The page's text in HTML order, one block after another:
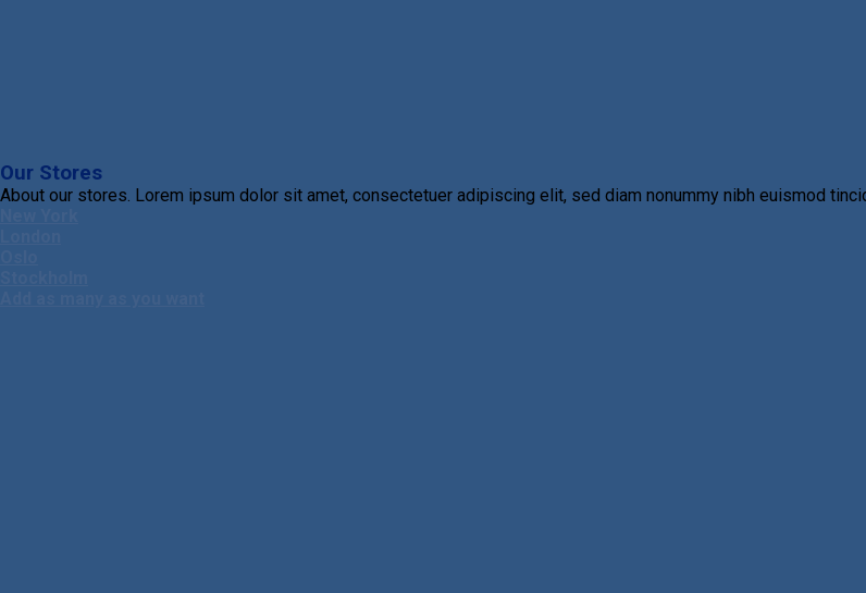
Our Stores
About our stores. Lorem ipsum dolor sit amet, consectetuer adipiscing elit, sed diam nonummy nibh euismod